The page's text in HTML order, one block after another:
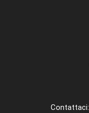
Contattaci: